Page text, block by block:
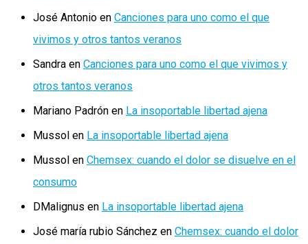
José Antonio en Canciones para uno como el que
vivimos y otros tantos veranos
Sandra en Canciones para uno como el que vivimos y
otros tantos veranos
Mariano Padrón en La insoportable libertad ajena
Mussol en La insoportable libertad ajena
Mussol en Chemsex: cuando el dolor se disuelve en el
consumo
DMalignus en La insoportable libertad ajena
José maría rubio Sánchez en Chemsex: cuando el dolor